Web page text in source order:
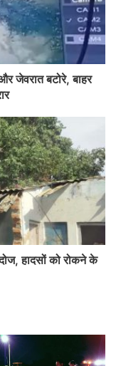
जेवरात बटोरे, बाहर
हादसों को रोकने के